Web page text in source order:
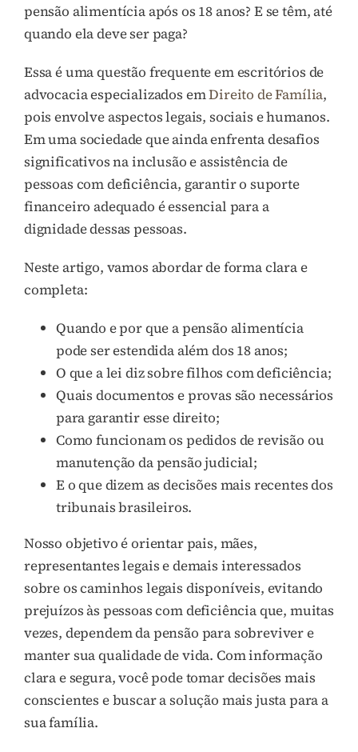
pensão alimentícia após os 18 anos? E se têm, até
quando ela deve ser paga?
Essa é uma questão frequente em escritórios de
advocacia especializados emDireito de Família,
pois envolve aspectos legais, sociais e humanos.
Em uma sociedade que ainda enfrenta desafios
significativos na inclusão e assistência de
pessoas com deficiência, garantir o suporte
financeiro adequado é essencial para a
dignidade dessas pessoas.
Neste artigo, vamos abordar de forma clara e
completa:
Quando e por que a pensão alimentícia
pode ser estendida além dos 18 anos;
O que a lei diz sobre filhos com deficiência;
Quais documentos e provas são necessários
para garantir esse direito;
Como funcionam os pedidos de revisão ou
manutenção da pensão judicial;
E o que dizem as decisões mais recentes dos
tribunais brasileiros.
Nosso objetivo é orientar pais, mães,
representantes legais e demais interessados
sobre os caminhos legais disponíveis, evitando
prejuízos às pessoas com deficiência que, muitas
vezes, dependem da pensão para sobreviver e
manter sua qualidade de vida. Com informação
clara e segura, você pode tomar decisões mais
conscientes e buscar a solução mais justa para a
sua família.